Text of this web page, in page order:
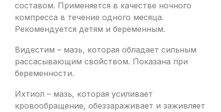
составом. Применяется в качестве ночного
компресса в течение одного месяца.
Рекомендуется детям и беременным.
Видестим – мазь, которая обладает сильным
рассасывающим свойством. Показана при
беременности.
Ихтиол – мазь, которая усиливает
кровообращение, обеззараживает и заживляет